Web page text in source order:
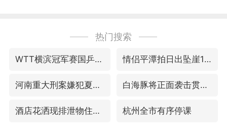
热门搜索
WTT横滨冠军赛国乒女单三将晋级四强 情侣平潭拍日出坠崖1死1伤
河南重大刑案嫌犯夏某钢落网 白海豚将正面袭击贯穿浙江
酒店花洒现排泄物住客索赔遭拒 杭州全市有序停课